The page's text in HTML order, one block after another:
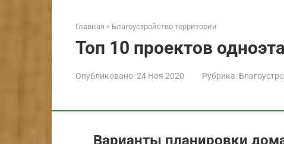
Главная » Благоустройство территории
Топ 10 проектов
Опубликовано:24 Ноя 2020 Рубрика:
Варианты планировки